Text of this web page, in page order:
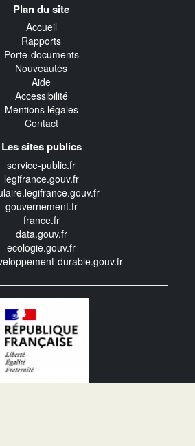
Plan du site
Accueil
Rapports
Porte-documents
Nouveautés
Aide
Accessibilité
Mentions légales
Contact
Les sites publics
service-public.fr
legifrance.gouv.fr
gouvernement.fr
france.fr
data.gouv.fr
ecologie.gouv.fr
durable.gouv.fr